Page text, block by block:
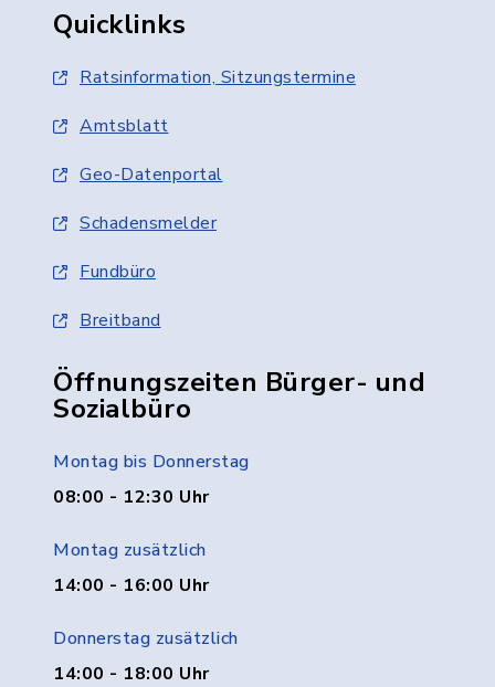
Quicklinks
Ratsinformation, Sitzungstermine
Amtsblatt
Geo-Datenportal
Schadensmelder
Fundbüro
Breitband
Öffnungszeiten Bürger- und
Sozialbüro
Montag bis Donnerstag
08:00 - 12:30 Uhr
Montag zusätzlich
14:00 - 16:00 Uhr
Donnerstag zusätzlich
14:00 - 18:00 Uhr